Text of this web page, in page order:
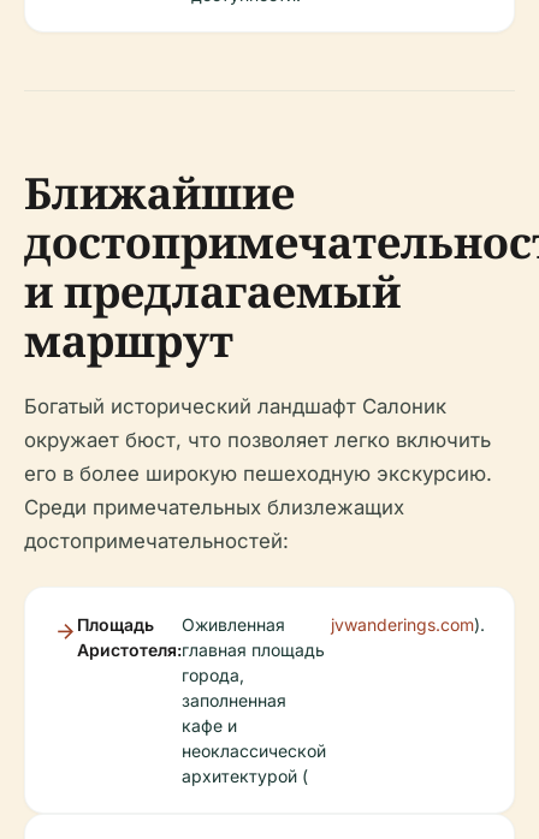
Ближайшие
и предлагаемый
маршрут
Богатый исторический ландшафт Салоник
окружает бюст, что позволяет легко включить
его в более широкую пешеходную экскурсию.
Среди примечательных близлежащих
достопримечательностей:
Площадь
Аристотеля:
Оживленная
главная площадь
города,
заполненная
кафе и
неоклассической
архитектурой (
jvwanderings.com).